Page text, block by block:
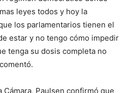
leyes todos y hoy la
los parlamentarios tienen el
estar y no tengo cómo impedir
tenga su dosis completa no
Cámara, Paulsen confirmó que